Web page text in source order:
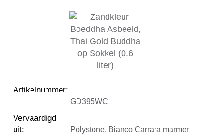
Artikelnummer:
GD395WC
Vervaardigd
uit: Polystone, Bianco Carrara marmer